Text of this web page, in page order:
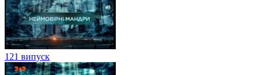
121 випуск